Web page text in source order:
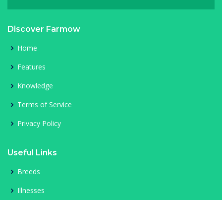
Discover Farmow
Home
Features
Knowledge
Terms of Service
Privacy Policy
Useful Links
Breeds
Illnesses